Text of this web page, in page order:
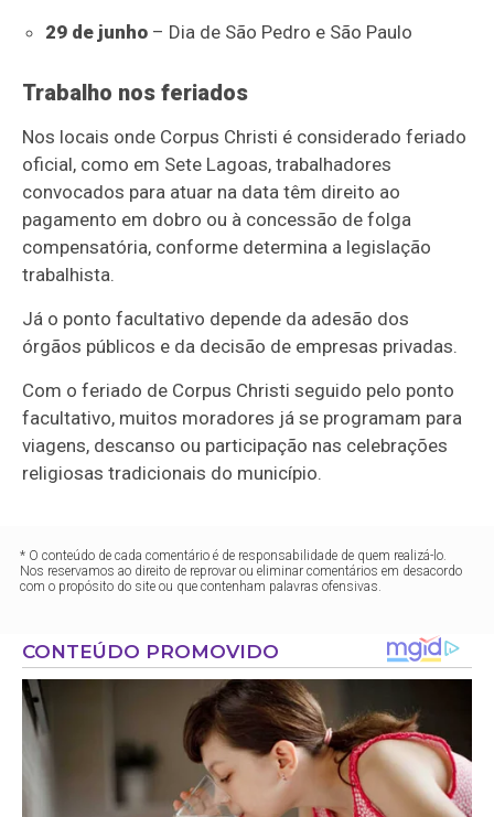
29 de junho– Dia de São Pedro e São Paulo
Trabalho nos feriados
Nos locais onde Corpus Christi é considerado feriado
oficial, como em Sete Lagoas, trabalhadores
convocados para atuar na data têm direito ao
pagamento em dobro ou à concessão de folga
compensatória, conforme determina a legislação
trabalhista.
Já o ponto facultativo depende da adesão dos
órgãos públicos e da decisão de empresas privadas.
Com o feriado de Corpus Christi seguido pelo ponto
facultativo, muitos moradores já se programam para
viagens, descanso ou participação nas celebrações
religiosas tradicionais do município.
* O conteúdo de cada comentário é de responsabilidade de quem realizá-lo.
Nos reservamos ao direito de reprovar ou eliminar comentários em desacordo
com o propósito do site ou que contenham palavras ofensivas.